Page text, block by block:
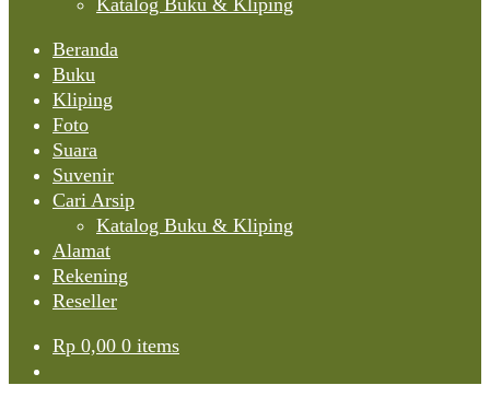
Katalog Buku & Kliping
Beranda
Buku
Kliping
Foto
Suara
Suvenir
Cari Arsip
Katalog Buku & Kliping
Alamat
Rekening
Reseller
Rp 0,00 0 items